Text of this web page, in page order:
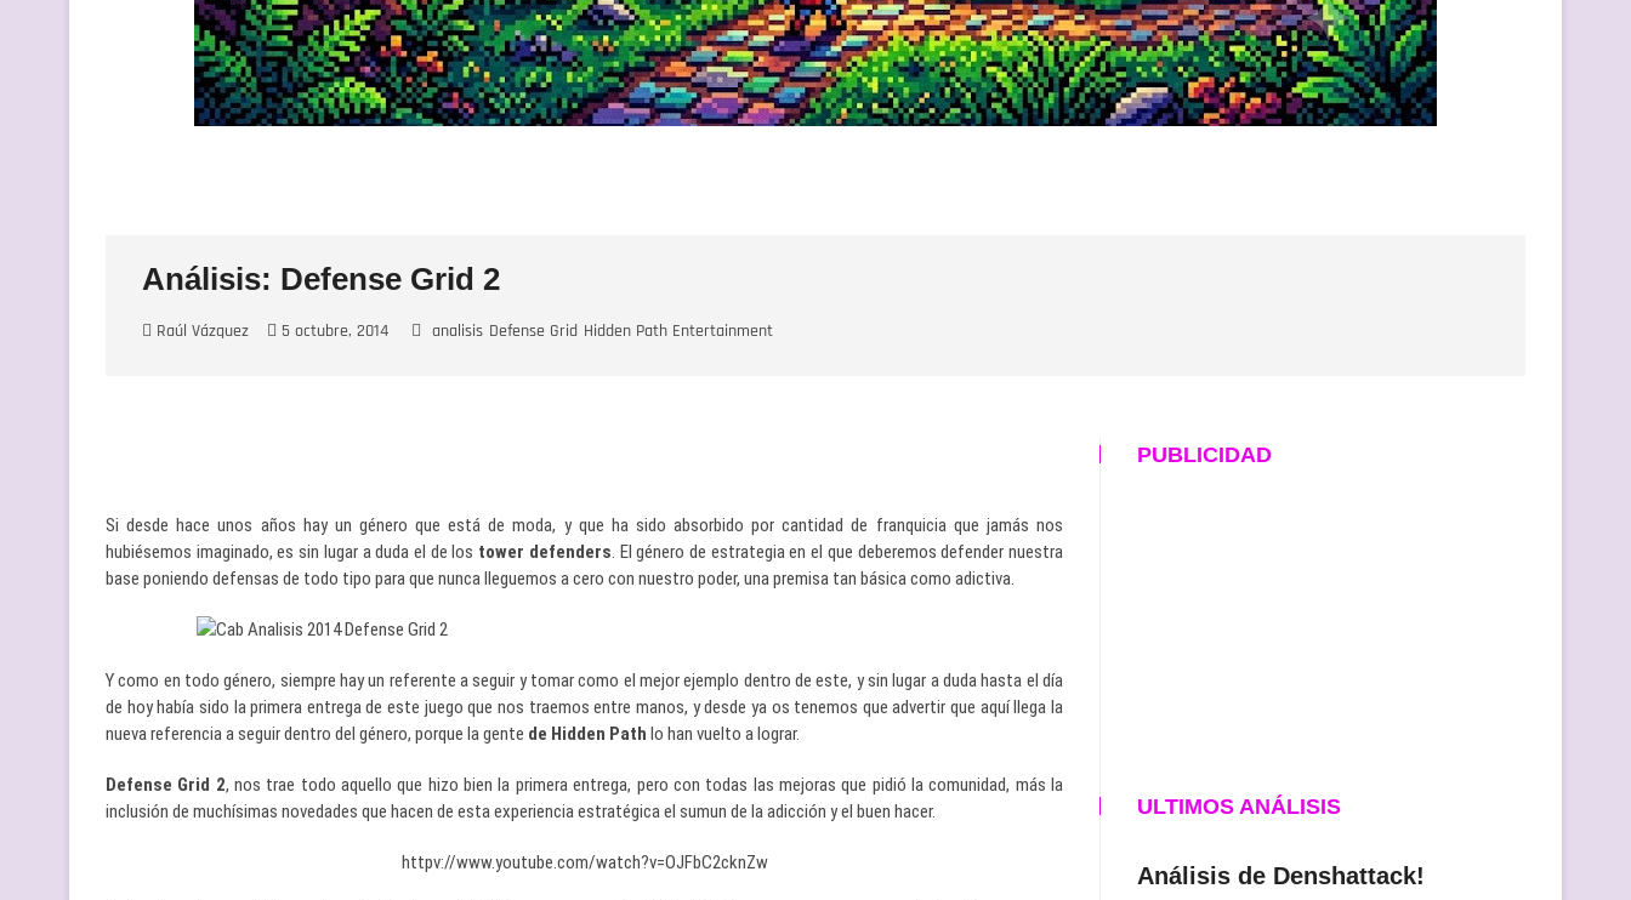
Análisis: Defense Grid 2
Raúl Vázquez 5 octubre, 2014 analisis Defense Grid Hidden Path Entertainment
Si desde hace unos años hay un género que está de moda, y que ha sido absorbido por cantidad de franquicia que jamás nos
hubiésemos imaginado, es sin lugar a duda el de los tower defenders. El género de estrategia en el que deberemos defender nuestra
base poniendo defensas de todo tipo para que nunca lleguemos a cero con nuestro poder, una premisa tan básica como adictiva.
Y como en todo género, siempre hay un referente a seguir y tomar como el mejor ejemplo dentro de este, y sin lugar a duda hasta el día
de hoy había sido la primera entrega de este juego que nos traemos entre manos, y desde ya os tenemos que advertir que aquí llega la
nueva referencia a seguir dentro del género, porque la gente de Hidden Path lo han vuelto a lograr.
Defense Grid 2, nos trae todo aquello que hizo bien la primera entrega, pero con todas las mejoras que pidió la comunidad, más la
inclusión de muchísimas novedades que hacen de esta experiencia estratégica el sumun de la adicción y el buen hacer.
httpv://www.youtube.com/watch?v=OJFbC2cknZw
PUBLICIDAD
ULTIMOS ANÁLISIS
Análisis de Denshattack!